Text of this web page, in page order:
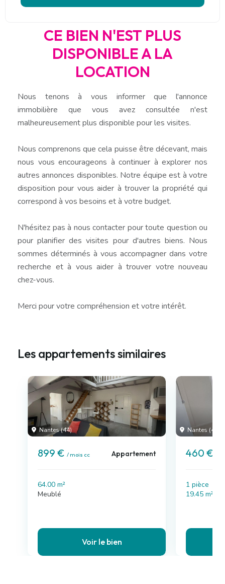
CE BIEN N'EST PLUS
DISPONIBLE A LA
LOCATION
Nous tenons à vous informer que l'annonce
immobilière que vous avez consultée n'est
malheureusement plus disponible pour les visites.
Nous comprenons que cela puisse être décevant, mais
nous vous encourageons à continuer à explorer nos
autres annonces disponibles. Notre équipe est à votre
disposition pour vous aider à trouver la propriété qui
correspond à vos besoins et à votre budget.
N'hésitez pas à nous contacter pour toute question ou
pour planifier des visites pour d'autres biens. Nous
sommes déterminés à vous accompagner dans votre
recherche et à vous aider à trouver votre nouveau
chez-vous.
Merci pour votre compréhension et votre intérêt.
Les appartements similaires
Nantes (44)
899 € / mois cc Appartement
64.00 m²
Meublé
Voir le bien
Nantes (44)
460 €
1 pièce
19.45 m²